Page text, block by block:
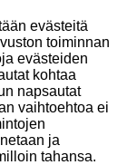
evästeitä
toiminnan
evästeiden
kohtaa
napsautat
vaihtoehtoa ei
ja
tahansa.